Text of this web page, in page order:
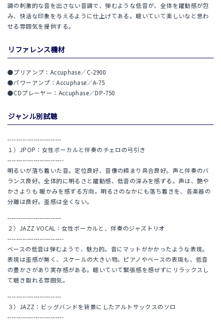
調の刺激的な音を出さない音調で、弾むような低音が、全体を躍動感が包
み、快活な印象を与えるように仕上げてある。聴いていて楽しいなと思わ
せる雰囲気を提供する。
リファレンス機材
●プリアンプ：Accuphase／C-2900
●パワーアンプ：Accuphase／A-75
●CDプレーヤー：Accuphase／DP-750
ジャンル別試聴
-------------------------
１）JPOP：女性ボーカルと伴奏のチェロの弓引き
--------------------------
明るいが落ち着いた音。定位良好、音像の締まり具合良好。声と伴奏のバ
ランス良好。全体的に明るさと躍動感、低音の深みを感ずる。声は、艶や
かさよりも 暖かみを感ずる方向。明るさのなかにも落ち着きを、各楽器の
分離は良好。歪感は全くない。
-------------------------
２）JAZZ VOCAL：女性ボーカルと、伴奏のジャズトリオ
--------------------------
ベースの低音は弾むようで、魅力的。音にマットがかかったような表現。
表現は歪感が無く、スケールの大きい物。ピアノやベースの表現も、低音
の豊かさがあり実存感がある。聴いていて緊張感を感ぜずにリラックスし
て聴き取れる雰囲気。
-------------------------
３）JAZZ：ビッグバンドを背景にしたアルトサックスのソロ
--------------------------